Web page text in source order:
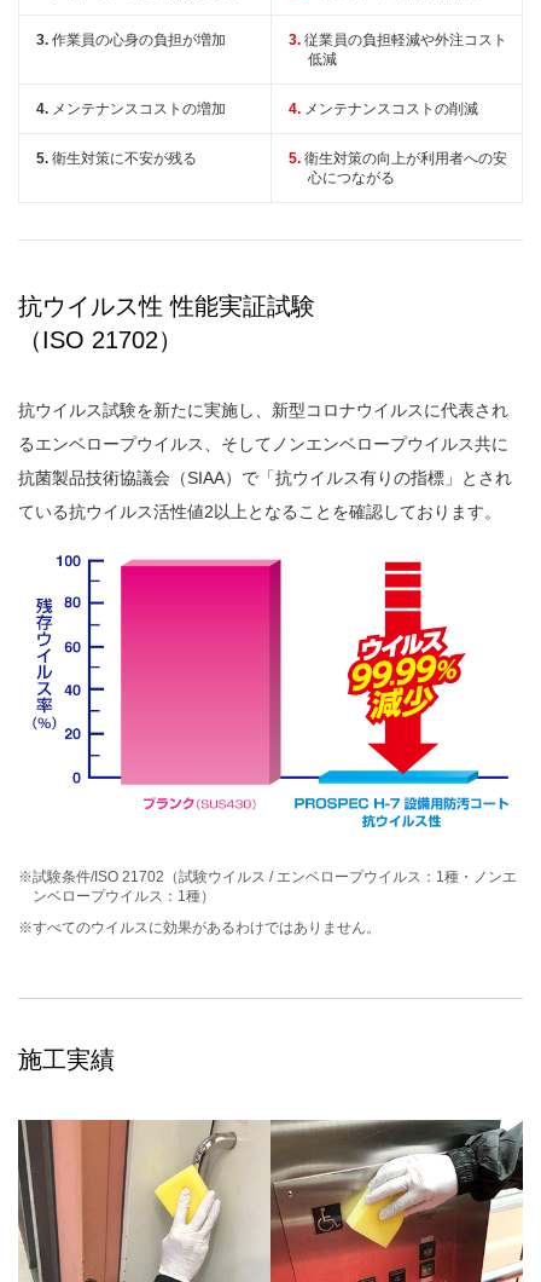
作業員の心身の負担が増加
従業員の負担軽減や外注コスト
低減
メンテナンスコストの増加 メンテナンスコストの削減
衛生対策に不安が残る
衛生対策の向上が利用者への安
心につながる
抗ウイルス性 性能実証試験
（ISO 21702）
抗ウイルス試験を新たに実施し、新型コロナウイルスに代表され
るエンベロープウイルス、そしてノンエンベロープウイルス共に
抗菌製品技術協議会（SIAA）で「抗ウイルス有りの指標」とされ
ている抗ウイルス活性値2以上となることを確認しております。
※試験条件/ISO 21702（試験ウイルス / エンベロープウイルス：1種・ノンエ
ンベロープウイルス：1種）
※すべてのウイルスに効果があるわけではありません。
施工実績